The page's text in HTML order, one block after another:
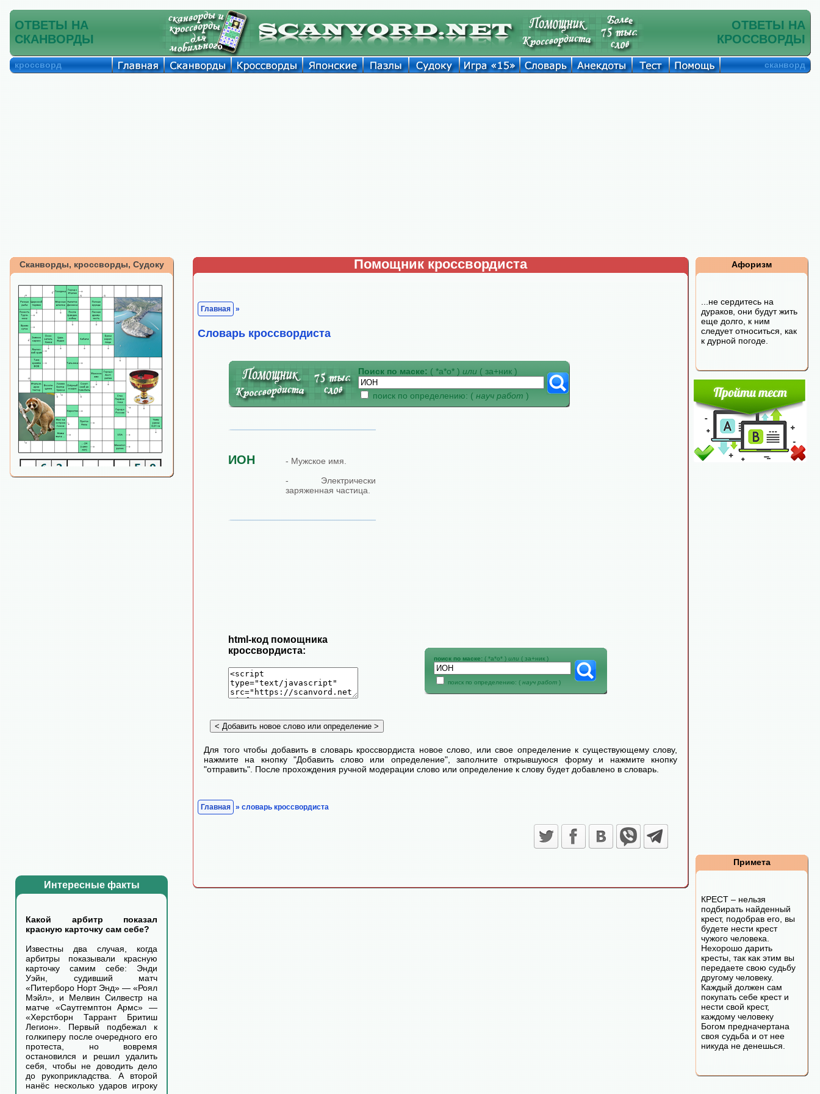
ОТВЕТЫ НА
СКАНВОРДЫ
ОТВЕТЫ НА
КРОССВОРДЫ
кроссворд сканворд
Сканворды, кроссворды, Судоку
Интересные факты
Какой арбитр показал
красную карточку сам себе?
Известны два случая, когда
арбитры показывали красную
карточку самим себе: Энди
Уэйн, судивший матч
«Питерборо Норт Энд» — «Роял
Мэйл», и Мелвин Силвестр на
матче «Саутгемптон Армс» —
«Херстборн Таррант Бритиш
Легион». Первый подбежал к
голкиперу после очередного его
протеста, но вовремя
остановился и решил удалить
себя, чтобы не доводить дело
до рукоприкладства. А второй
нанёс несколько ударов игроку
Помощник кроссвордиста
Главная »
Cловарь кроссвордиста
Поиск по маске: ( *а*о* ) или ( за+ник )
поиск по определению: ( науч работ )
ИОН
- Мужское имя.
- Электрически
заряженная частица.
html-код помощника
кроссвордиста:
поиск по маске: ( *а*о* ) или ( за+ник )
поиск по определению: ( науч работ )
Для того чтобы добавить в словарь кроссвордиста новое слово, или свое определение к существующему слову,
нажмите на кнопку "Добавить слово или определение", заполните открывшуюся форму и нажмите кнопку
"отправить". После прохождения ручной модерации слово или определение к слову будет добавлено в словарь.
Главная » словарь кроссвордиста
Афоризм
...не сердитесь на
дураков, они будут жить
еще долго, к ним
следует относиться, как
к дурной погоде.
Примета
КРЕСТ – нельзя
подбирать найденный
крест, подобрав его, вы
будете нести крест
чужого человека.
Нехорошо дарить
кресты, так как этим вы
передаете свою судьбу
другому человеку.
Каждый должен сам
покупать себе крест и
нести свой крест,
каждому человеку
Богом предначертана
своя судьба и от нее
никуда не денешься.